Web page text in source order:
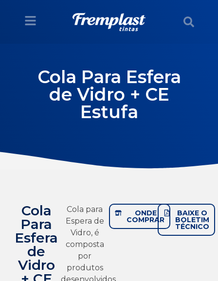
Cola Para Esfera
de Vidro + CE
Estufa
Cola
Para
Esfera
de
Vidro
Cola para
Espera de
Vidro, é
composta
por
produtos
ONDE
COMPRAR
BAIXE O
BOLETIM
TÉCNICO